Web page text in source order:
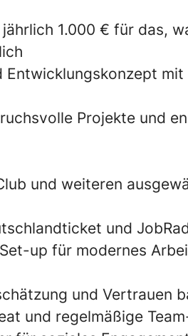
1.000 € für das,
Entwicklungskonzept mit
Projekte und
und weiteren
und
up für modernes
und Vertrauen
und regelmäßige